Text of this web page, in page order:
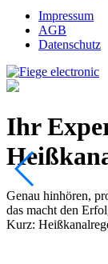
Impressum
AGB
Datenschutz
Ihr
Genau hinhören,
das macht den
Kurz: